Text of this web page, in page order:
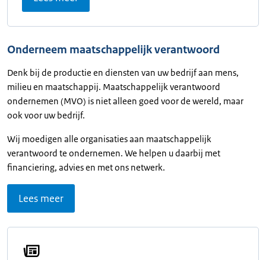
Onderneem maatschappelijk verantwoord
Denk bij de productie en diensten van uw bedrijf aan mens,
milieu en maatschappij. Maatschappelijk verantwoord
ondernemen (MVO) is niet alleen goed voor de wereld, maar
ook voor uw bedrijf.
Wij moedigen alle organisaties aan maatschappelijk
verantwoord te ondernemen. We helpen u daarbij met
financiering, advies en met ons netwerk.
Lees meer